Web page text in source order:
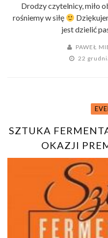
Drodzy czytelnicy, miło
rośniemy w siłę
jest dzielić
PAWEŁ
22
SZTUKA
OKAZJI